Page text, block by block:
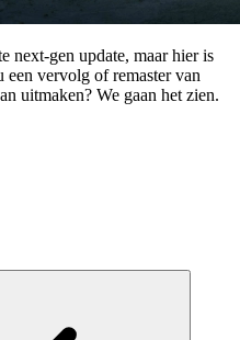
next-gen update, maar hier is
een vervolg of remaster van
uitmaken? We gaan het zien.